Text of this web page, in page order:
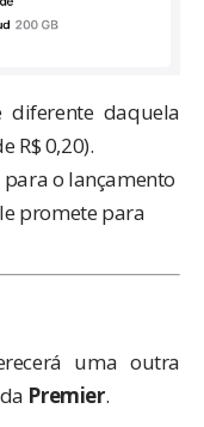
diferente daquela
R$ 0,20).
o lançamento
promete para
uma outra
Premier.